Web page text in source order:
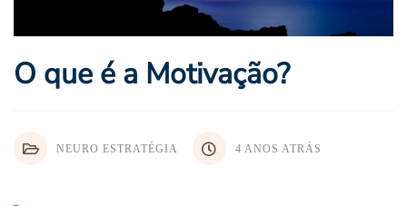
O que é a Motivação?
NEURO ESTRATÉGIA 4 ANOS ATRÁS